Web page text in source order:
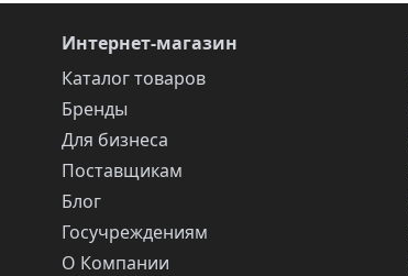
Интернет-магазин
Каталог товаров
Бренды
Для бизнеса
Поставщикам
Блог
Госучреждениям
О Компании